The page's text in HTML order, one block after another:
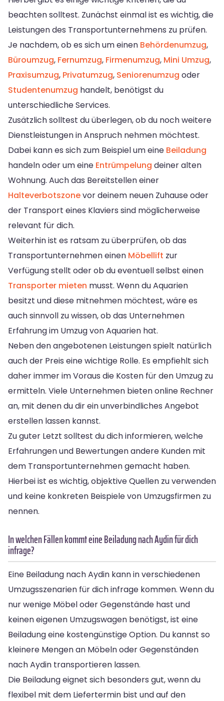
beachten solltest. Zunächst einmal ist es wichtig, die
Leistungen des Transportunternehmens zu prüfen.
Je nachdem, ob es sich um einen Behördenumzug,
Büroumzug, Fernumzug, Firmenumzug, Mini Umzug,
Praxisumzug, Privatumzug, Seniorenumzug oder
Studentenumzug handelt, benötigst du
unterschiedliche Services.
Zusätzlich solltest du überlegen, ob du noch weitere
Dienstleistungen in Anspruch nehmen möchtest.
Dabei kann es sich zum Beispiel um eine Beiladung
handeln oder um eine Entrümpelung deiner alten
Wohnung. Auch das Bereitstellen einer
Halteverbotszonevor deinem neuen Zuhause oder
der Transport eines Klaviers sind möglicherweise
relevant für dich.
Weiterhin ist es ratsam zu überprüfen, ob das
Transportunternehmen einen Möbellift zur
Verfügung stellt oder ob du eventuell selbst einen
Transporter mieten musst. Wenn du Aquarien
besitzt und diese mitnehmen möchtest, wäre es
auch sinnvoll zu wissen, ob das Unternehmen
Erfahrung im Umzug von Aquarien hat.
Neben den angebotenen Leistungen spielt natürlich
auch der Preis eine wichtige Rolle. Es empfiehlt sich
daher immer im Voraus die Kosten für den Umzug zu
ermitteln. Viele Unternehmen bieten online Rechner
an, mit denen du dir ein unverbindliches Angebot
erstellen lassen kannst.
Zu guter Letzt solltest du dich informieren, welche
Erfahrungen und Bewertungen andere Kunden mit
dem Transportunternehmen gemacht haben.
Hierbei ist es wichtig, objektive Quellen zu verwenden
und keine konkreten Beispiele von Umzugsfirmen zu
nennen.
In welchen Fällen kommt eine Beiladung nach Aydin für dich
infrage?
Eine Beiladung nach Aydin kann in verschiedenen
Umzugsszenarien für dich infrage kommen. Wenn du
nur wenige Möbel oder Gegenstände hast und
keinen eigenen Umzugswagen benötigst, ist eine
Beiladung eine kostengünstige Option. Du kannst so
kleinere Mengen an Möbeln oder Gegenständen
nach Aydin transportieren lassen.
Die Beiladung eignet sich besonders gut, wenn du
flexibel mit dem Liefertermin bist und auf den